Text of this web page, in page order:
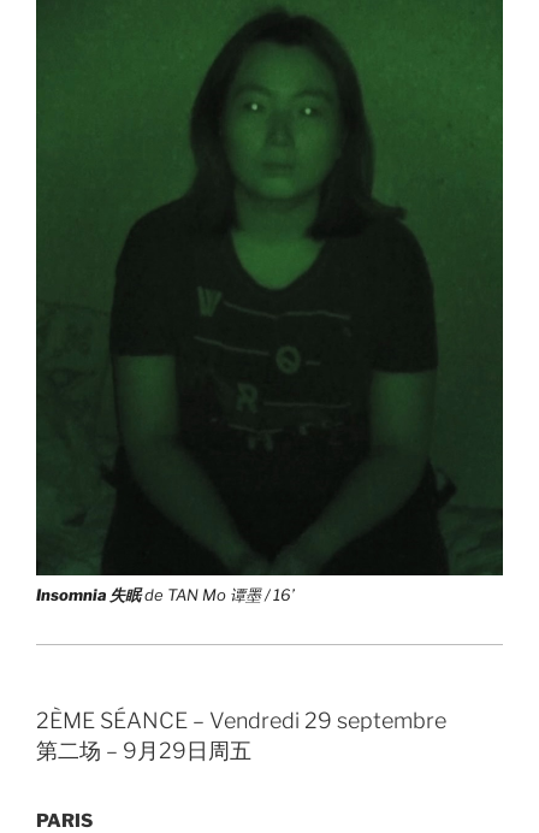
Insomnia 失眠de TAN Mo 谭墨 / 16’
2ÈME SÉANCE – Vendredi 29 septembre
第二场 – 9月29日周五
PARIS